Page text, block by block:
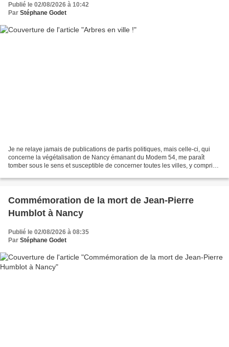
Publié le 02/08/2026 à 10:42
Par Stéphane Godet
Je ne relaye jamais de publications de partis politiques, mais celle-ci, qui
concerne la végétalisation de Nancy émanant du Modem 54, me paraît
tomber sous le sens et susceptible de concerner toutes les villes, y compris
Commémoration de la mort de Jean-Pierre
Humblot à Nancy
Publié le 02/08/2026 à 08:35
Par Stéphane Godet